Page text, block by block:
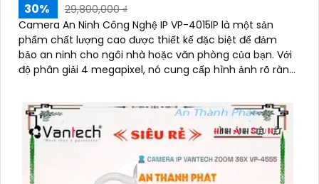
30%
29,800,000 ₫
Camera An Ninh Công Nghệ IP VP-4015IP là một sản
phẩm chất lượng cao được thiết kế đặc biệt để đảm
bảo an ninh cho ngôi nhà hoặc văn phòng của bạn. Với
độ phân giải 4 megapixel, nó cung cấp hình ảnh rõ ràng